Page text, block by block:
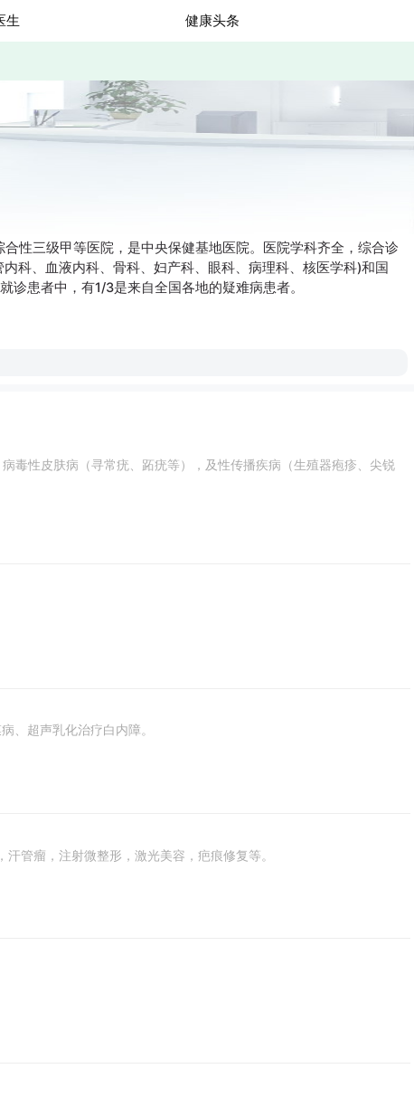
生 健康头条
性三级甲等医院，是中央保健基地医院。医院学科齐全，综合诊
科、血液内科、骨科、妇产科、眼科、病理科、核医学科)和国
患者中，有1/3是来自全国各地的疑难病患者。
毒性皮肤病（寻常疣、跖疣等），及性传播疾病（生殖器疱疹、尖锐
、超声乳化治疗白内障。
管瘤，注射微整形，激光美容，疤痕修复等。